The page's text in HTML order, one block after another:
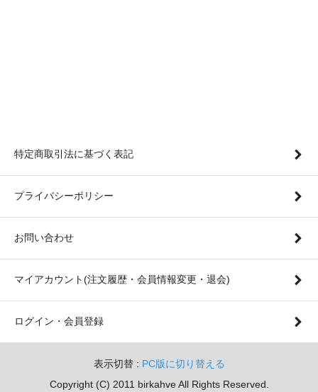
特定商取引法に基づく表記
プライバシーポリシー
お問い合わせ
マイアカウント(注文履歴・会員情報変更・退会)
ログイン・会員登録
表示切替 : PC版に切り替える
Copyright (C) 2011 birkahve All Rights Reserved.